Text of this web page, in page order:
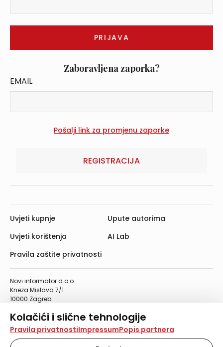
Kolačići i slične tehnologije
Na našoj web stranici koristimo kolačiće i slične
tehnologije za pohranu, čitanje i obradu informacija na
Pravila privatnostiImpressumPopis partnera
Zaboravljena zaporka?
EMAIL
REGISTRACIJA
Novi informator d.o.o.
Kneza Mislava 7/1
10000 Zagreb
Telefaks: 01/4612-553
info@informator.hr
Uvjeti kupnje
Uvjeti korištenja
Pravila zaštite privatnosti
Upute autorima
AI Lab